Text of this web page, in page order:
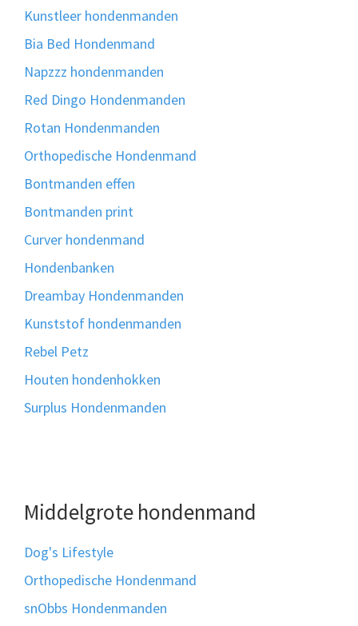
Kunstleer hondenmanden
Bia Bed Hondenmand
Napzzz hondenmanden
Red Dingo Hondenmanden
Rotan Hondenmanden
Orthopedische Hondenmand
Bontmanden effen
Bontmanden print
Curver hondenmand
Hondenbanken
Dreambay Hondenmanden
Kunststof hondenmanden
Rebel Petz
Houten hondenhokken
Surplus Hondenmanden
Middelgrote hondenmand
Dog's Lifestyle
Orthopedische Hondenmand
snObbs Hondenmanden